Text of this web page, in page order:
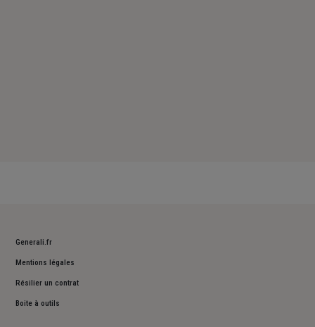
Generali.fr
Mentions légales
Résilier un contrat
Boite à outils